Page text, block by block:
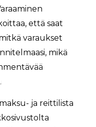
että saat
varaukset
mikä
ja reittilista